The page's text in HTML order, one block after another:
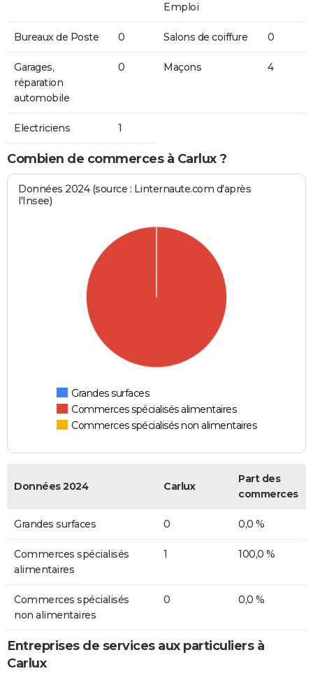
Emploi
Bureaux de Poste 0 Salons de coiffure 0
Garages,
réparation
automobile
0 Maçons 4
Electriciens 1
Combien de commerces à Carlux ?
Données 2024 (source : Linternaute.com d'après
l'Insee)
Grandes surfaces
Commerces spécialisés alimentaires
Commerces spécialisés non alimentaires
Données 2024 Carlux
Part des
commerces
Grandes surfaces 0 0,0 %
Commerces spécialisés
alimentaires
1 100,0 %
Commerces spécialisés
non alimentaires
0 0,0 %
Entreprises de services aux particuliers à
Carlux